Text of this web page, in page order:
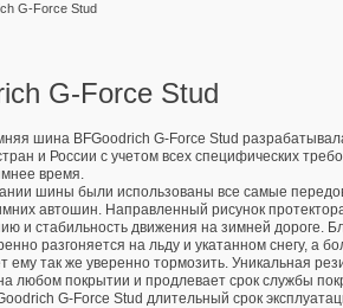
G-Force Stud
G-Force Stud
шина BFGoodrich G-Force Stud
и России с учетом всех специфических
время.
шины были использованы все самые
автошин. Направленный рисунок
и стабильность движения на зимней дороге.
разгоняется на льду и укатанном снегу, а
ему так же уверенно тормозить. Уникальная
любом покрытии и продлевает срок службы
G-Force Stud длительный срок